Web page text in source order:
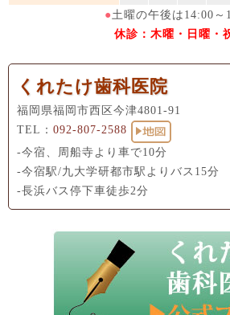
●土曜の午後は14:00～
休診：木曜・日曜・
くれたけ歯科医院
福岡県福岡市西区今津4801-91
TEL： 092-807-2588
-今宿、周船寺より車で10分
-今宿駅/九大学研都市駅よりバス15分
-長浜バス停下車徒歩2分